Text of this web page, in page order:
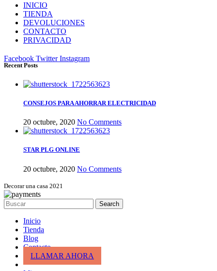
INICIO
TIENDA
DEVOLUCIONES
CONTACTO
PRIVACIDAD
Facebook Twitter Instagram
Recent Posts
CONSEJOS PARA AHORRAR ELECTRICIDAD
20 octubre, 2020 No Comments
STAR PLG ONLINE
20 octubre, 2020 No Comments
Decorar una casa 2021
Search
Inicio
Tienda
Blog
Contacto
LLAMAR AHORA